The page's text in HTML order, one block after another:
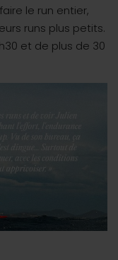
le run entier,
runs plus petits.
et de plus de 30